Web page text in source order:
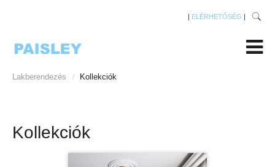
| ELÉRHETŐSÉG |
Lakberendezés / Kollekciók
Kollekciók